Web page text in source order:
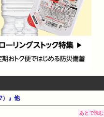
新卒に頼るクソ会社が悪
05/13(土) 08:00:46.26
) 08:01:01.49 ID:Kz3Dsl4r0 こ
>>40 なんで俺が悪いみた
は悪くないよ ただこういう人
>>85 ふつうにかわ
とだからな 43:風吹けば名無し
ID:/G4lPF9a0 そん
たそいつが悪い言うんか 53:
）』他
あとで読む